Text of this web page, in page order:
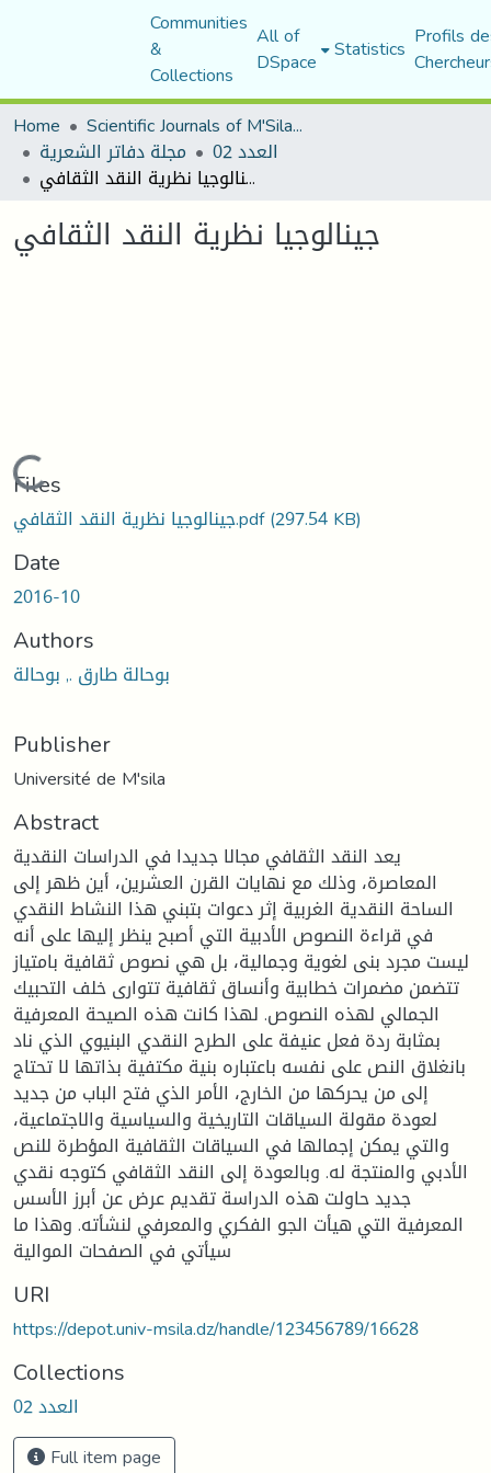
Communities
&
Collections
All of
DSpace Statistics Profils
Home
Scientific Journals of M'Sila University
مجلة دفاتر الشعرية العدد 02
جينالوجيا نظرية النقد الثقافي
جينالوجيا نظرية النقد الثقافي
Loading...
Files
جينالوجيا نظرية النقد الثقافي.pdf(297.54 KB)
Date
2016-10
Authors
بوحالة طارق ., بوحالة
Publisher
Université de M'sila
Abstract
يعد النقد الثقافي مجالا جديدا في الدراسات النقدية
المعاصرة، وذلك مع نهايات القرن العشرين، أين ظهر إلى
الساحة النقدية الغربية إثر دعوات بتبني هذا النشاط النقدي
في قراءة النصوص الأدبية التي أصبح ينظر إليها على أنه
ليست مجرد بنى لغوية وجمالية، بل هي نصوص ثقافية بامتياز
تتضمن مضمرات خطابية وأنساق ثقافية تتوارى خلف التحبيك
الجمالي لهذه النصوص. لهذا كانت هذه الصيحة المعرفية
بمثابة ردة فعل عنيفة على الطرح النقدي البنيوي الذي ناد
بانغلاق النص على نفسه باعتباره بنية مكتفية بذاتها لا تحتاج
إلى من يحركها من الخارج، الأمر الذي فتح الباب من جديد
لعودة مقولة السياقات التاريخية والسياسية والاجتماعية،
والتي يمكن إجمالها في السياقات الثقافية المؤطرة للنص
الأدبي والمنتجة له. وبالعودة إلى النقد الثقافي كتوجه نقدي
جديد حاولت هذه الدراسة تقديم عرض عن أبرز الأسس
المعرفية التي هيأت الجو الفكري والمعرفي لنشأته. وهذا ما
سيأتي في الصفحات الموالية
URI
https://depot.univ-msila.dz/handle/123456789/16628
Collections
العدد 02
Full item page